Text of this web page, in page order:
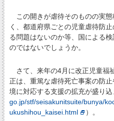
この開きが虐待そのものの実態
く、都道府県ごとの児童虐待防
る問題はないのか等、国による
のではないでしょうか。
さて、来年の4月に改正児童福
正は、重篤な虐待死亡事案の防
境に対応する支援の拡充が盛り込
go.jp/stf/seisakunitsuite/bunya/
ukushihou_kaisei.html
）。